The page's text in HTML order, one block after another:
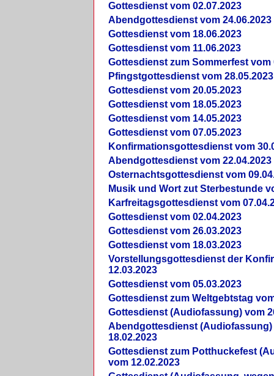
Gottesdienst vom 02.07.2023
Abendgottesdienst vom 24.06.2023
Gottesdienst vom 18.06.2023
Gottesdienst vom 11.06.2023
Gottesdienst zum Sommerfest vom
Pfingstgottesdienst vom 28.05.2023
Gottesdienst vom 20.05.2023
Gottesdienst vom 18.05.2023
Gottesdienst vom 14.05.2023
Gottesdienst vom 07.05.2023
Konfirmationsgottesdienst vom
Abendgottesdienst vom 22.04.2023
Osternachtsgottesdienst vom
Musik und Wort zut Sterbestunde
Karfreitagsgottesdienst vom
Gottesdienst vom 02.04.2023
Gottesdienst vom 26.03.2023
Gottesdienst vom 18.03.2023
Vorstellungsgottesdienst der
12.03.2023
Gottesdienst vom 05.03.2023
Gottesdienst zum Weltgebtstag
Gottesdienst (Audiofassung) vom
Abendgottesdienst (Audiofassung)
18.02.2023
Gottesdienst zum Potthuckefest
vom 12.02.2023